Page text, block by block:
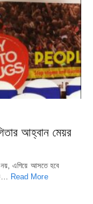
আহ্বান মেয়র
এগিয়ে আসতে হবে
Read More